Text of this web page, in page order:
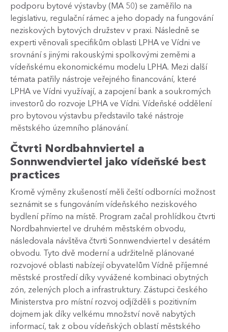
podporu bytové výstavby (MA 50) se zaměřilo na
legislativu, regulační rámec a jeho dopady na fungování
neziskových bytových družstev v praxi. Následně se
experti věnovali specifikům oblasti LPHA ve Vídni ve
srovnání s jinými rakouskými spolkovými zeměmi a
vídeňskému ekonomickému modelu LPHA. Mezi další
témata patřily nástroje veřejného financování, které
LPHA ve Vídni využívají, a zapojení bank a soukromých
investorů do rozvoje LPHA ve Vídni. Vídeňské oddělení
pro bytovou výstavbu představilo také nástroje
městského územního plánování.
Čtvrti Nordbahnviertel a
Sonnwendviertel jako vídeňské best
practices
Kromě výměny zkušeností měli čeští odborníci možnost
seznámit se s fungováním vídeňského neziskového
bydlení přímo na místě. Program začal prohlídkou čtvrti
Nordbahnviertel ve druhém městském obvodu,
následovala návštěva čtvrti Sonnwendviertel v desátém
obvodu. Tyto dvě moderní a udržitelně plánované
rozvojové oblasti nabízejí obyvatelům Vídně příjemné
městské prostředí díky vyvážené kombinaci obytných
zón, zelených ploch a infrastruktury. Zástupci českého
Ministerstva pro místní rozvoj odjížděli s pozitivním
dojmem jak díky velkému množství nově nabytých
informací, tak z obou vídeňských oblastí městského